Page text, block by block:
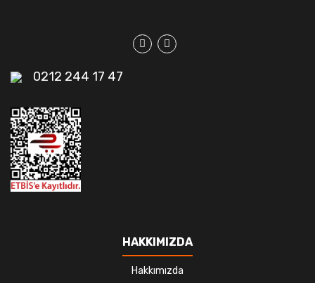
0212 244 17 47
HAKKIMIZDA
Hakkımızda